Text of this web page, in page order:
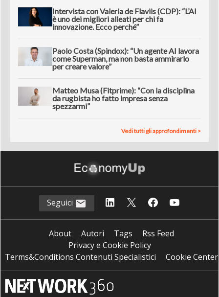
Intervista con Valeria de Flaviis (CDP): “L’AI
è uno dei migliori alleati per chi fa
innovazione. Ecco perché”
Paolo Costa (Spindox): “Un agente AI lavora
come Superman, ma non basta ammirarlo
per creare valore”
Matteo Musa (Fitprime): “Con la disciplina
da rugbista ho fatto impresa senza
spezzarmi”
Vedi tutti gli approfondimenti >
Seguici
About Autori Tags
Rss Feed
Privacy e Cookie Policy
Terms&Conditions Contenuti Specialistici
Cookie Center